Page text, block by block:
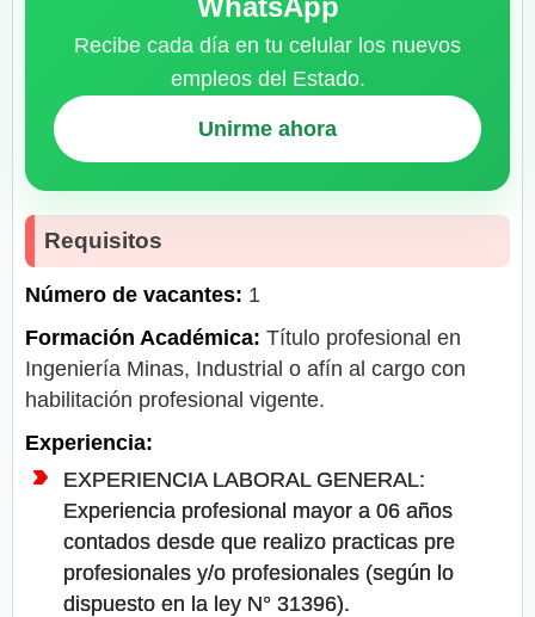
WhatsApp
Recibe cada día en tu celular los nuevos
empleos del Estado.
Unirme ahora
Requisitos
Número de vacantes: 1
Formación Académica: Título profesional en
Ingeniería Minas, Industrial o afín al cargo con
habilitación profesional vigente.
Experiencia:
EXPERIENCIA LABORAL GENERAL:
Experiencia profesional mayor a 06 años
contados desde que realizo practicas pre
profesionales y/o profesionales (según lo
dispuesto en la ley N° 31396).